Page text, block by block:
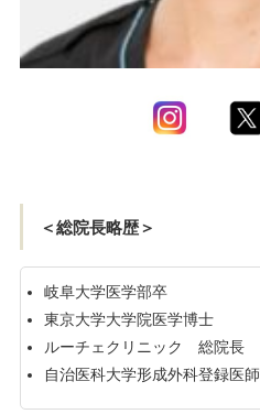
＜総院長略歴＞
岐阜大学医学部卒
東京大学大学院医学博士
ルーチェクリニック 総院長
自治医科大学形成外科登録医師